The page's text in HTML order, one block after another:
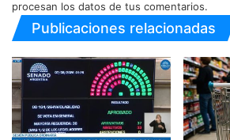
procesan los datos de tus comentarios.
Publicaciones relacionadas